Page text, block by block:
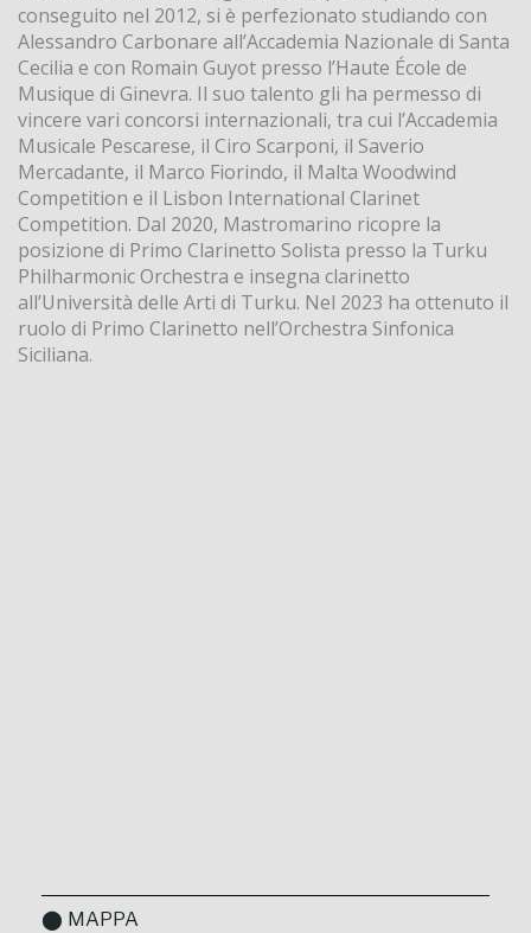
conseguito nel 2012, si è perfezionato studiando con
Alessandro Carbonare all’Accademia Nazionale di Santa
Cecilia e con Romain Guyot presso l’Haute École de
Musique di Ginevra. Il suo talento gli ha permesso di
vincere vari concorsi internazionali, tra cui l’Accademia
Musicale Pescarese, il Ciro Scarponi, il Saverio
Mercadante, il Marco Fiorindo, il Malta Woodwind
Competition e il Lisbon International Clarinet
Competition. Dal 2020, Mastromarino ricopre la
posizione di Primo Clarinetto Solista presso la Turku
Philharmonic Orchestra e insegna clarinetto
all’Università delle Arti di Turku. Nel 2023 ha ottenuto il
ruolo di Primo Clarinetto nell’Orchestra Sinfonica
Siciliana.
⬤ MAPPA